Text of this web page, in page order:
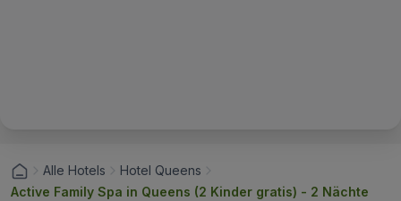
Alle Hotels
Hotel Queens
Active Family Spa in Queens (2 Kinder gratis) - 2 Nächte